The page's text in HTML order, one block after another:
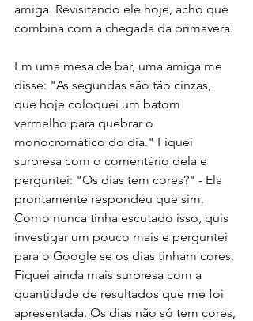
amiga. Revisitando ele hoje, acho que
combina com a chegada da primavera.
Em uma mesa de bar, uma amiga me
disse: "As segundas são tão cinzas,
que hoje coloquei um batom
vermelho para quebrar o
monocromático do dia." Fiquei
surpresa com o comentário dela e
perguntei: "Os dias tem cores?" - Ela
prontamente respondeu que sim.
Como nunca tinha escutado isso, quis
investigar um pouco mais e perguntei
para o Google se os dias tinham cores.
Fiquei ainda mais surpresa com a
quantidade de resultados que me foi
apresentada. Os dias não só tem cores,